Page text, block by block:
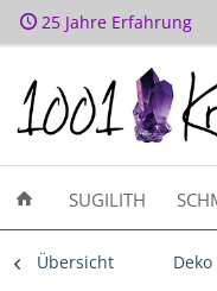
25 Jahre Erfahrung
SUGILITH
Übersicht Deko